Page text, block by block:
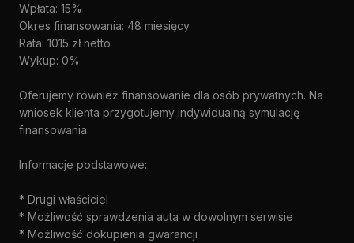
Wpłata: 15%
Okres finansowania: 48 miesięcy
Rata: 1015 zł netto
Wykup: 0%
Oferujemy również finansowanie dla osób prywatnych. Na
wniosek klienta przygotujemy indywidualną symulację
finansowania.
Informacje podstawowe:
* Drugi właściciel
* Możliwość sprawdzenia auta w dowolnym serwisie
* Możliwość dokupienia gwarancji